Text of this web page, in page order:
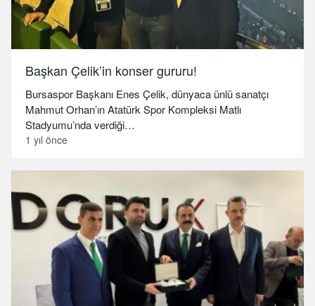
Başkan Çelik’in konser gururu!
Bursaspor Başkanı Enes Çelik, dünyaca ünlü sanatçı
Mahmut Orhan’ın Atatürk Spor Kompleksi Matlı
Stadyumu’nda verdiği…
1 yıl önce